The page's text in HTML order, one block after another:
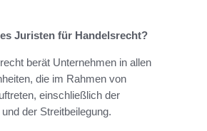
Juristen für Handelsrecht?
berät Unternehmen in allen
die im Rahmen von
einschließlich der
der Streitbeilegung.